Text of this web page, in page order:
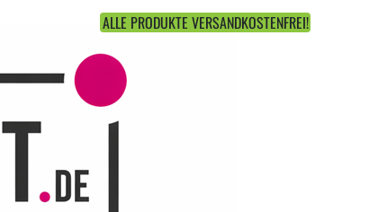
ALLE PRODUKTE VERSANDKOSTENFREI!